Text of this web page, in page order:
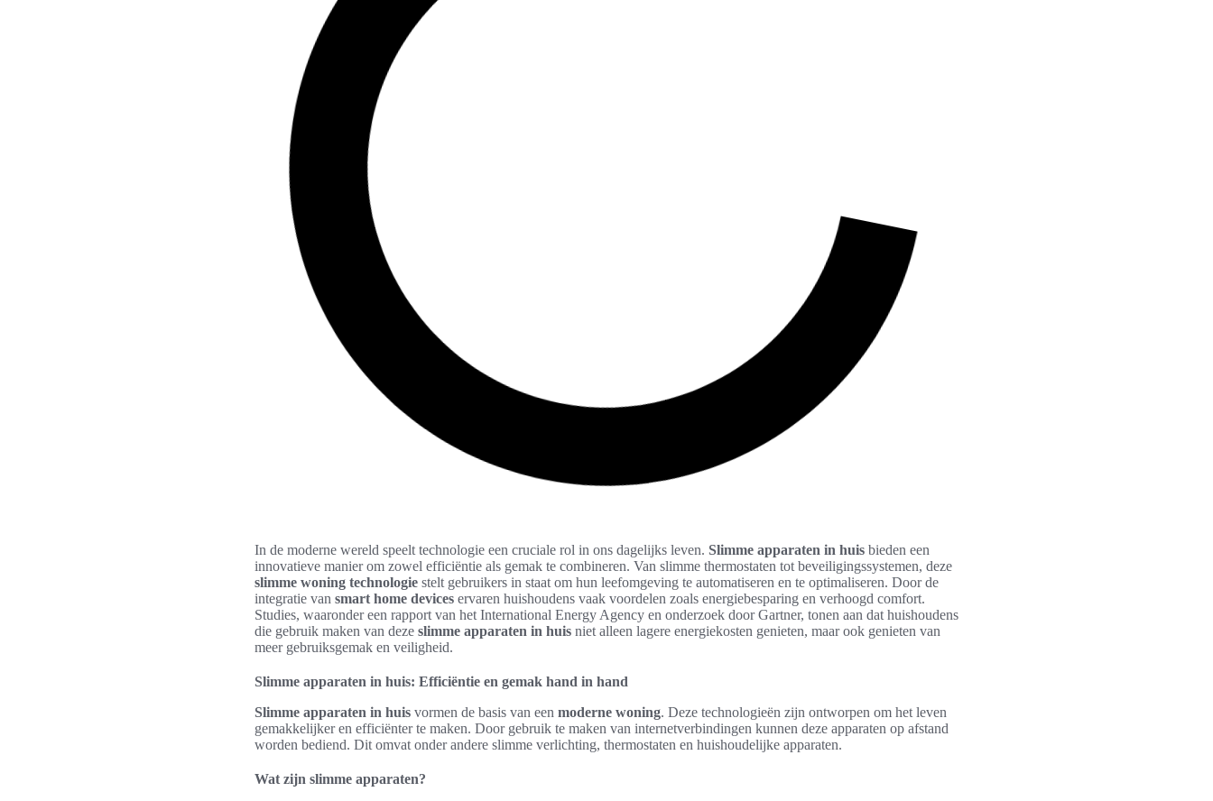
In de moderne wereld speelt technologie een cruciale rol in ons dagelijks leven. Slimme apparaten in huis bieden een
innovatieve manier om zowel efficiëntie als gemak te combineren. Van slimme thermostaten tot beveiligingssystemen, deze
slimme woning technologie stelt gebruikers in staat om hun leefomgeving te automatiseren en te optimaliseren. Door de
integratie van smart home devices ervaren huishoudens vaak voordelen zoals energiebesparing en verhoogd comfort.
Studies, waaronder een rapport van het International Energy Agency en onderzoek door Gartner, tonen aan dat huishoudens
die gebruik maken van deze slimme apparaten in huis niet alleen lagere energiekosten genieten, maar ook genieten van
meer gebruiksgemak en veiligheid.
Slimme apparaten in huis: Efficiëntie en gemak hand in hand
Slimme apparaten in huis vormen de basis van een moderne woning. Deze technologieën zijn ontworpen om het leven
gemakkelijker en efficiënter te maken. Door gebruik te maken van internetverbindingen kunnen deze apparaten op afstand
worden bediend. Dit omvat onder andere slimme verlichting, thermostaten en huishoudelijke apparaten.
Wat zijn slimme apparaten?